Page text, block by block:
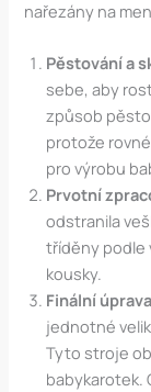
nařezány na
Pěstování a
sebe, aby
způsob
protože
pro výrobu
Prvotní
odstranila
tříděny podle
kousky.
Finální úprava
jednotné
Tyto stroje
babykarotek.